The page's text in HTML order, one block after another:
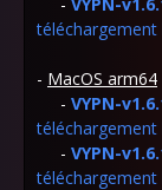
téléchargement
- MacOS arm64
- VYPN-
téléchargement
- VYPN-
téléchargement